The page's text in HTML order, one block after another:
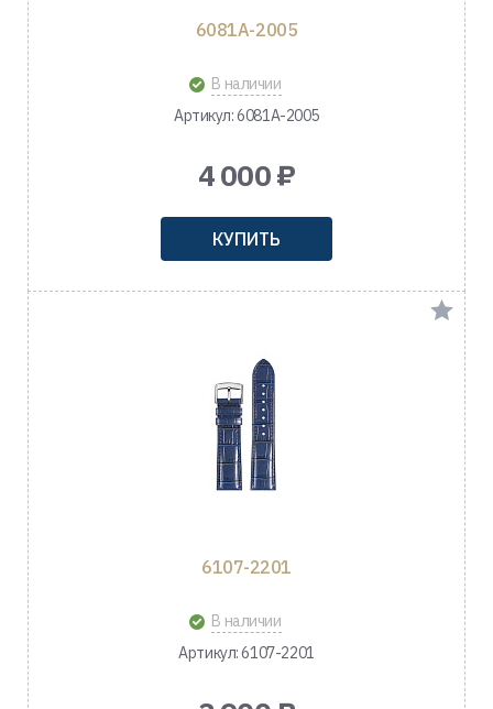
6081A-2005
В наличии
Артикул: 6081A-2005
4 000 ₽
КУПИТЬ
6107-2201
В наличии
Артикул: 6107-2201